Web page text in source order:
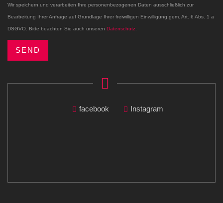
Wir speichern und verarbeiten Ihre personenbezogenen Daten ausschließlich zur
Bearbeitung Ihrer Anfrage auf Grundlage Ihrer freiwilligen Einwilligung gem. Art. 6 Abs. 1 a
DSGVO. Bitte beachten Sie auch unseren Datenschutz
facebook Instagram